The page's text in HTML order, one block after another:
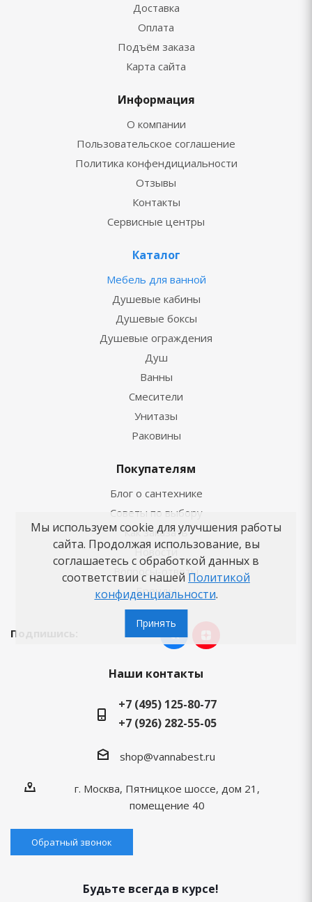
Доставка
Оплата
Подъём заказа
Карта сайта
Информация
О компании
Пользовательское соглашение
Политика конфендициальности
Отзывы
Контакты
Сервисные центры
Каталог
Мебель для ванной
Душевые кабины
Душевые боксы
Душевые ограждения
Душ
Ванны
Смесители
Унитазы
Раковины
Покупателям
Блог о сантехнике
Советы по выбору
Как заказать
Новости
Вопросы-ответы
Бренды
Подпишись:
Наши контакты
+7 (495) 125-80-77
+7 (926) 282-55-05
shop@vannabest.ru
г. Москва, Пятницкое шоссе, дом 21,
помещение 40
Обратный звонок
Будьте всегда в курсе!
Мы используем cookie для улучшения работы
сайта. Продолжая использование, вы
соглашаетесь с обработкой данных в
соответствии с нашей Политикой
конфиденциальности.
Принять